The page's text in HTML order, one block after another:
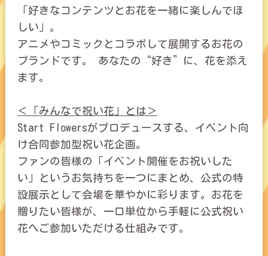
「好きなコンテンツとお花を一緒に楽しんでほ
しい」。
アニメやコミックとコラボして展開するお花の
ブランドです。 あなたの“好き”に、花を添え
ます。
＜「みんなで祝い花」とは＞
Start Flowersがプロデュースする、イベント向
け合同参加型祝い花企画。
ファンの皆様の「イベント開催をお祝いした
い」というお気持ちを一つにまとめ、公式の特
設展示として会場を華やかに彩ります。お花を
贈りたい皆様が、一口単位から手軽に公式祝い
花へご参加いただける仕組みです。